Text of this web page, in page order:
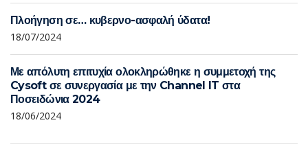
Πλοήγηση σε… κυβερνο-ασφαλή ύδατα!
18/07/2024
Με απόλυτη επιτυχία ολοκληρώθηκε η συμμετοχή της
Cysoft σε συνεργασία με την Channel IT στα
Ποσειδώνια 2024
18/06/2024